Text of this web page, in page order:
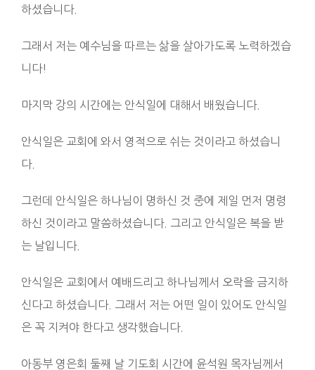
하셨습니다.
그래서 저는 예수님을 따르는 삶을 살아가도록 노력하겠습
니다!
마지막 강의 시간에는 안식일에 대해서 배웠습니다.
안식일은 교회에 와서 영적으로 쉬는 것이라고 하셨습니
다.
그런데 안식일은 하나님이 명하신 것 중에 제일 먼저 명령
하신 것이라고 말씀하셨습니다. 그리고 안식일은 복을 받
는 날입니다.
안식일은 교회에서 예배드리고 하나님께서 오락을 금지하
신다고 하셨습니다. 그래서 저는 어떤 일이 있어도 안식일
은 꼭 지켜야 한다고 생각했습니다.
아동부 영은회 둘째 날 기도회 시간에 윤석원 목자님께서